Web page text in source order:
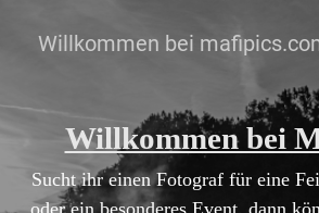
Willkommen bei
Willkommen bei
Sucht ihr einen Fotograf für eine
oder ein besonderes Event, dann